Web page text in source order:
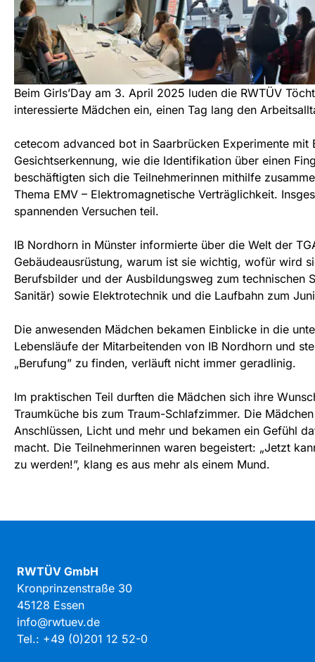
Beim Girls’Day am 3. April 2025 luden die RWTÜV
interessierte Mädchen ein, einen Tag lang den
cetecom advanced bot in Saarbrücken Experimente mit
Gesichtserkennung, wie die Identifikation über einen
beschäftigten sich die Teilnehmerinnen mithilfe
Thema EMV – Elektromagnetische Verträglichkeit.
spannenden Versuchen teil.
IB Nordhorn in Münster informierte über die Welt der
Gebäudeausrüstung, warum ist sie wichtig, wofür wird
Berufsbilder und der Ausbildungsweg zum technischen
Sanitär) sowie Elektrotechnik und die Laufbahn zum
Die anwesenden Mädchen bekamen Einblicke in die
Lebensläufe der Mitarbeitenden von IB Nordhorn und
„Berufung” zu finden, verläuft nicht immer geradlinig.
Im praktischen Teil durften die Mädchen sich ihre
Traumküche bis zum Traum-Schlafzimmer. Die
Anschlüssen, Licht und mehr und bekamen ein Gefühl
macht. Die Teilnehmerinnen waren begeistert: „Jetzt
zu werden!”, klang es aus mehr als einem Mund.
RWTÜV GmbH
Kronprinzenstraße 30
45128 Essen
info@rwtuev.de
Tel.: +49 (0)201 12 52-0